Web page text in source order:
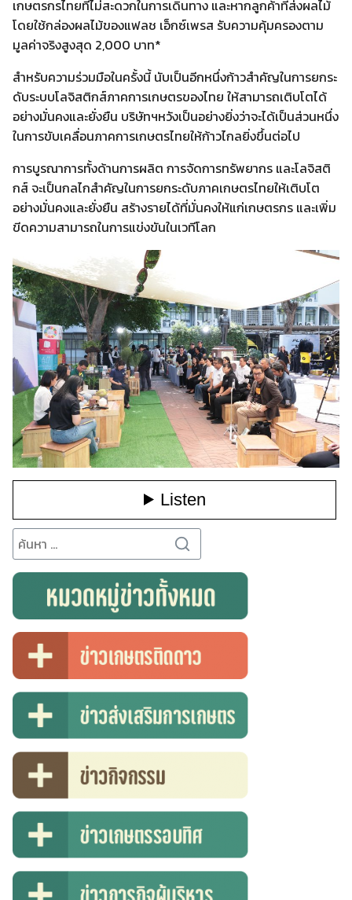
Search
เกษตรกรไทยที่ไม่สะดวกในการเดินทาง และหากลูกค้าที่ส่งผลไม้
โดยใช้กล่องผลไม้ของแฟลช เอ็กซ์เพรส รับความคุ้มครองตาม
มูลค่าจริงสูงสุด 2,000 บาท*
สำหรับความร่วมมือในครั้งนี้ นับเป็นอีกหนึ่งก้าวสำคัญในการยกระ
ดับระบบโลจิสติกส์ภาคการเกษตรของไทย ให้สามารถเติบโตได้
อย่างมั่นคงและยั่งยืน บริษัทฯหวังเป็นอย่างยิ่งว่าจะได้เป็นส่วนหนึ่ง
ในการขับเคลื่อนภาคการเกษตรไทยให้ก้าวไกลยิ่งขึ้นต่อไป
การบูรณาการทั้งด้านการผลิต การจัดการทรัพยากร และโลจิสติ
กส์ จะเป็นกลไกสำคัญในการยกระดับภาคเกษตรไทยให้เติบโต
อย่างมั่นคงและยั่งยืน สร้างรายได้ที่มั่นคงให้แก่เกษตรกร และเพิ่ม
ขีดความสามารถในการแข่งขันในเวทีโลก
Search
for: